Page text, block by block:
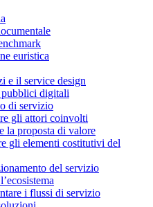
euristica
e il service design
pubblici digitali
di servizio
gli attori coinvolti
la proposta di valore
gli elementi costitutivi del
del servizio
i flussi di servizio